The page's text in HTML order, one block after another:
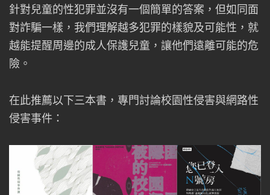
針對兒童的性犯罪並沒有一個簡單的答案，但如同面
對詐騙一樣，我們理解越多犯罪的樣貌及可能性，就
越能提醒周邊的成人保護兒童，讓他們遠離可能的危
險。
在此推薦以下三本書，專門討論校園性侵害與網路性
侵害事件：